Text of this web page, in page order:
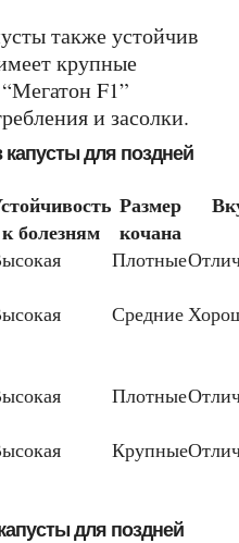
крупные
F1”
и засолки.
к болезням
Размер
кочана
Высокая Плотные
Высокая Средние
Высокая Плотные
Высокая Крупные